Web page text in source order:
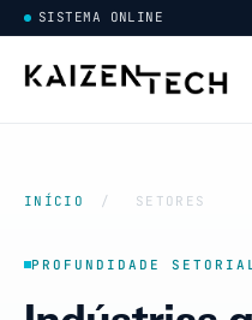
SISTEMA ONLINE
INÍCIO / SETORES
PROFUNDIDADE SETORIAL